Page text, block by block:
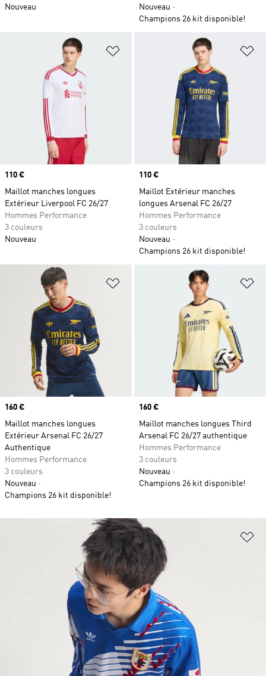
Nouveau
Nouveau
Champions 26 kit disponible!
Ajouter à la Liste de produits
Prix
110 €
Maillot manches longues
Extérieur Liverpool FC 26/27
Hommes Performance
3 couleurs
Nouveau
Prix
110 €
Maillot Extérieur manches
longues Arsenal FC 26/27
Hommes Performance
3 couleurs
Nouveau
Champions 26 kit disponible!
Ajouter à la Liste de produits
Prix
160 €
Maillot manches longues
Extérieur Arsenal FC 26/27
Authentique
Hommes Performance
3 couleurs
Nouveau
Champions 26 kit disponible!
Prix
160 €
Maillot manches longues Third
Arsenal FC 26/27 authentique
Hommes Performance
3 couleurs
Nouveau
Champions 26 kit disponible!